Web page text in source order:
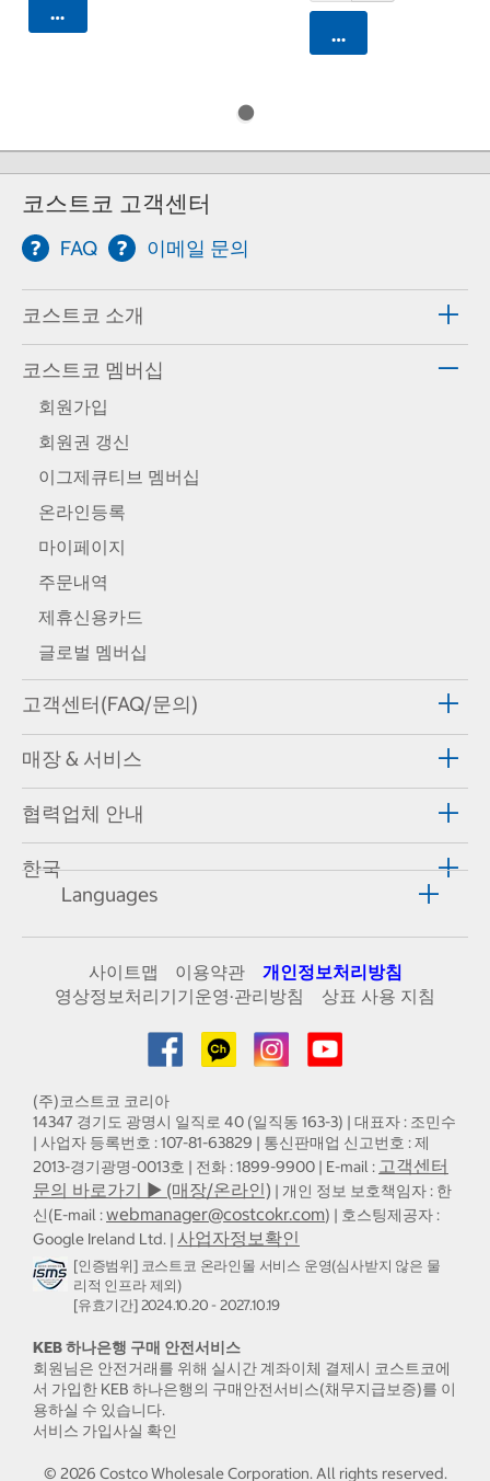
카트에 담기
카트에 담기
코스트코 고객센터
FAQ 이메일 문의
코스트코 소개
코스트코 멤버십
회원가입
회원권 갱신
이그제큐티브 멤버십
온라인등록
마이페이지
주문내역
제휴신용카드
글로벌 멤버십
고객센터(FAQ/문의)
매장 & 서비스
협력업체 안내
한국
Languages
사이트맵 이용약관
개인정보처리방침
영상정보처리기기운영·관리방침
상표 사용 지침
(주)코스트코 코리아
14347 경기도 광명시 일직로 40 (일직동 163-3) | 대표자 : 조민수
| 사업자 등록번호 : 107-81-63829 | 통신판매업 신고번호 : 제
2013-경기광명-0013호 | 전화 : 1899-9900 | E-mail : 고객센터
문의 바로가기 ▶ (매장/온라인) | 개인 정보 보호책임자 : 한
신(E-mail :webmanager@costcokr.com) | 호스팅제공자 :
Google Ireland Ltd. | 사업자정보확인
[인증범위] 코스트코 온라인몰 서비스 운영(심사받지 않은 물
리적 인프라 제외)
[유효기간] 2024.10.20 - 2027.10.19
KEB 하나은행 구매 안전서비스
회원님은 안전거래를 위해 실시간 계좌이체 결제시 코스트코에
서 가입한 KEB 하나은행의 구매안전서비스(채무지급보증)를 이
용하실 수 있습니다.
서비스 가입사실 확인
© 2026 Costco Wholesale Corporation.All rights reserved.